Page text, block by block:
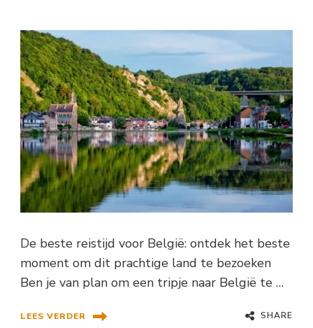
De beste reistijd voor België: ontdek het beste
moment om dit prachtige land te bezoeken
Ben je van plan om een tripje naar België te …
LEES VERDER SHARE